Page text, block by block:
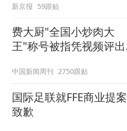
新京报 59跟贴
费大厨"全国小炒肉大
王"称号被指凭视频评出
中国新闻周刊 2750跟贴
国际足联就FFE商业提案
致歉